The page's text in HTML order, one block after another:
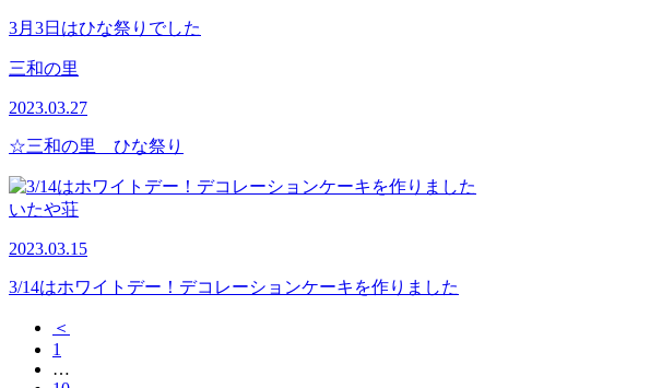
3月3日はひな祭りでした
三和の里
2023.03.27
☆三和の里 ひな祭り
いたや荘
2023.03.15
3/14はホワイトデー！デコレーションケーキを作りました
＜
1
…